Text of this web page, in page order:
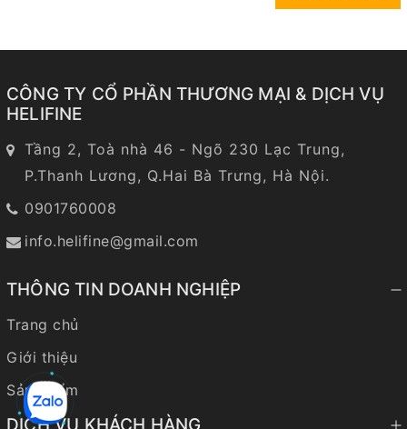
CÔNG TY CỔ PHẦN THƯƠNG MẠI & DỊCH VỤ
HELIFINE
Tầng 2, Toà nhà 46 - Ngõ 230 Lạc Trung,
P.Thanh Lương, Q.Hai Bà Trưng, Hà Nội.
0901760008
info.helifine@gmail.com
THÔNG TIN DOANH NGHIỆP
Trang chủ
Giới thiệu
Sản phẩm
DỊCH VỤ KHÁCH HÀNG